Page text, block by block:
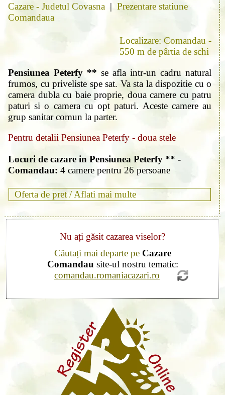
Cazare - Judetul Covasna | Prezentare statiune
Comandaua
Localizare: Comandau -
550 m de pârtia de schi
Pensiunea Peterfy ** se afla intr-un cadru natural
frumos, cu priveliste spe sat. Va sta la dispozitie cu o
camera dubla cu baie proprie, doua camere cu patru
paturi si o camera cu opt paturi. Aceste camere au
grup sanitar comun la parter.
Pentru detalii Pensiunea Peterfy - doua stele
Locuri de cazare in Pensiunea Peterfy ** -
Comandau: 4 camere pentru 26 persoane
Oferta de pret / Aflati mai multe
Nu ați găsit cazarea viselor?
Căutați mai departe pe Cazare
Comandau site-ul nostru tematic:
comandau.romaniacazari.ro